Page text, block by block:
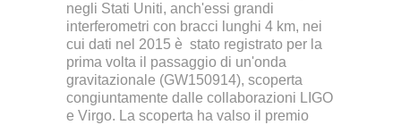
negli Stati Uniti, anch'essi grandi
interferometri con bracci lunghi 4 km, nei
cui dati nel 2015 è stato registrato per la
prima volta il passaggio di un'onda
gravitazionale (GW150914), scoperta
congiuntamente dalle collaborazioni LIGO
e Virgo. La scoperta ha valso il premio